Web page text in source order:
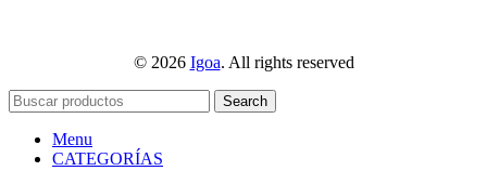
© 2026 Igoa. All rights reserved
Search
Menu
CATEGORÍAS